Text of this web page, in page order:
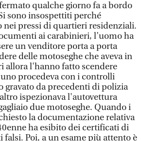
qualche giorno fa a bordo
sono insospettiti perché
nei pressi di quartieri residenziali.
ai carabinieri, l’uomo ha
un venditore porta a porta
delle motoseghe che aveva in
allora l'hanno fatto scendere
procedeva con i controlli
gravato da precedenti di polizia
ispezionava l'autovettura
due motoseghe. Quando i
la documentazione relativa
ha esibito dei certificati di
Poi, a un esame più attento è